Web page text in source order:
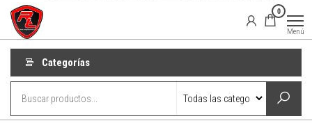
0
Menú
Categorías